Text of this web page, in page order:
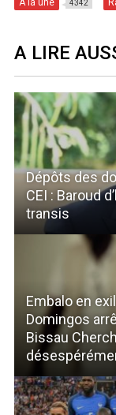
4342
A LIRE
Dépôts des
CEI : Baroud
transis
Embalo en
Domingos
Bissau